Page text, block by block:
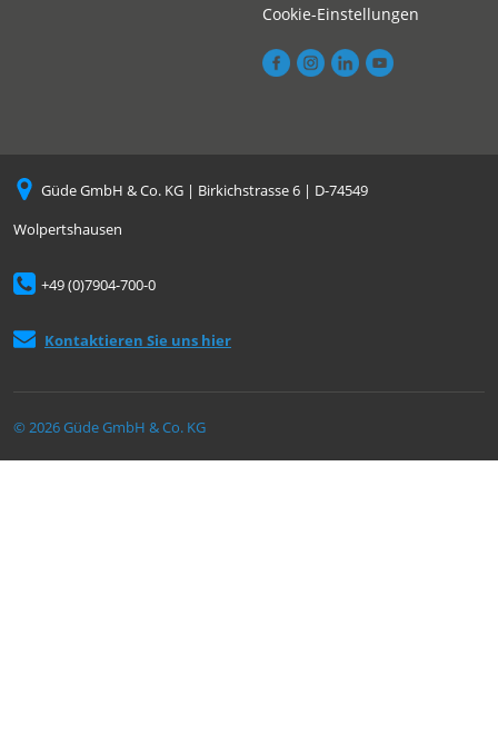
Cookie-Einstellungen
Güde GmbH & Co. KG | Birkichstrasse 6 | D-74549
Wolpertshausen
+49 (0)7904-700-0
Kontaktieren Sie uns hier
© 2026 Güde GmbH & Co. KG